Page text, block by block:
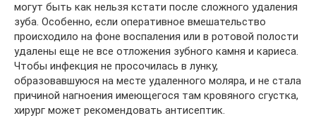
могут быть как нельзя кстати после сложного удаления
зуба. Особенно, если оперативное вмешательство
происходило на фоне воспаления или в ротовой полости
удалены еще не все отложения зубного камня и кариеса.
Чтобы инфекция не просочилась в лунку,
образовавшуюся на месте удаленного моляра, и не стала
причиной нагноения имеющегося там кровяного сгустка,
хирург может рекомендовать антисептик.